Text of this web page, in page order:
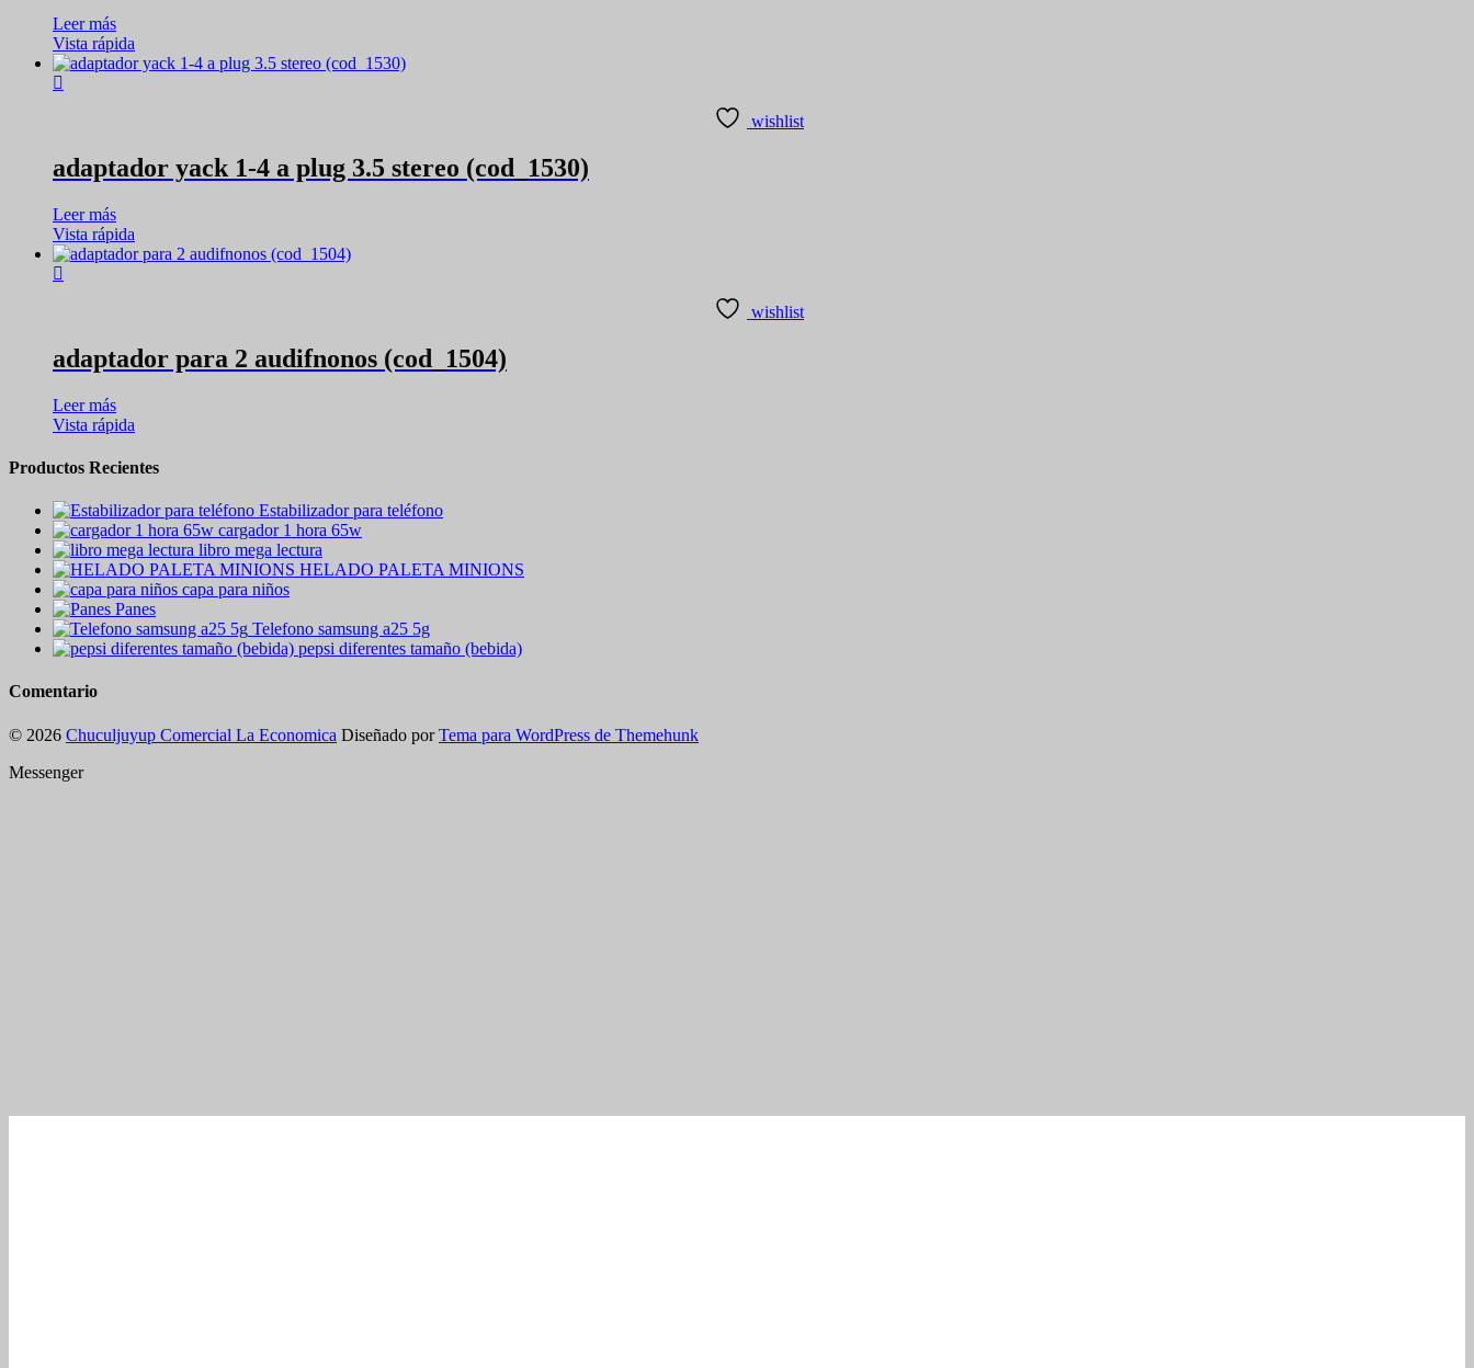
Leer más
Vista rápida
wishlist
adaptador yack 1-4 a plug 3.5 stereo (cod_1530)
Leer más
Vista rápida
wishlist
adaptador para 2 audifnonos (cod_1504)
Leer más
Vista rápida
Productos Recientes
Estabilizador para teléfono
cargador 1 hora 65w
libro mega lectura
HELADO PALETA MINIONS
capa para niños
Panes
Telefono samsung a25 5g
pepsi diferentes tamaño (bebida)
Comentario
© 2026 Chuculjuyup Comercial La Economica Diseñado por Tema para WordPress de Themehunk
Messenger